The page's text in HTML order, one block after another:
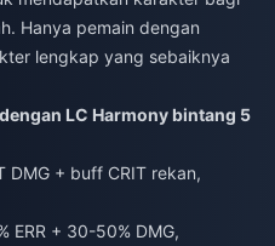
Hanya pemain dengan
lengkap yang sebaiknya
LC Harmony bintang 5
DMG + buff CRIT rekan,
ERR + 30-50% DMG,